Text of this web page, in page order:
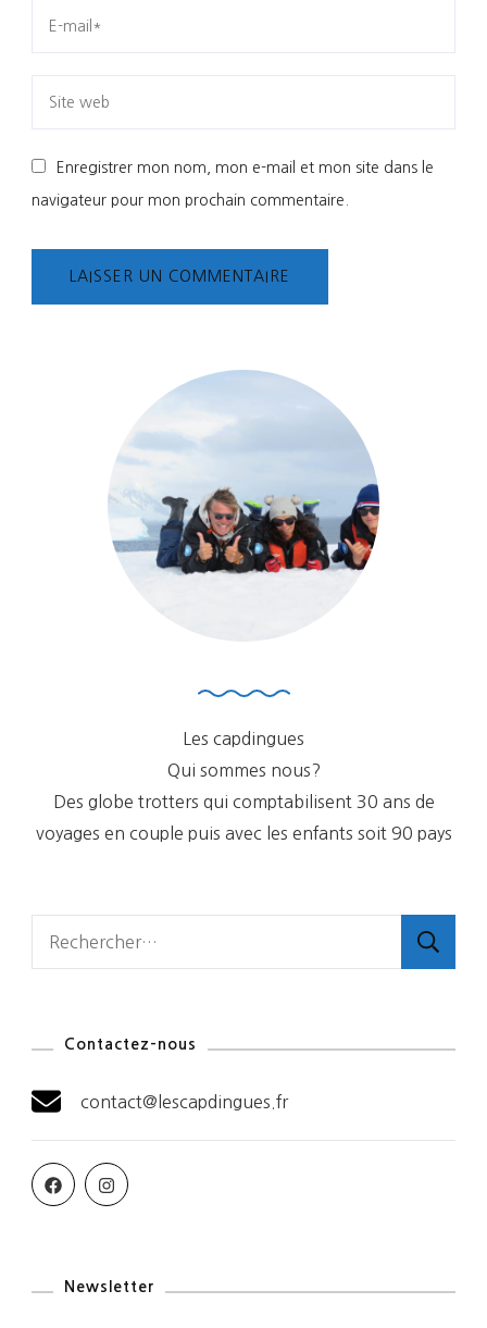
Enregistrer mon nom, mon e-mail et mon site dans le
navigateur pour mon prochain commentaire.
Les capdingues
Qui sommes nous?
Des globe trotters qui comptabilisent 30 ans de
voyages en couple puis avec les enfants soit 90 pays
Contactez-nous
contact@lescapdingues.fr
Newsletter